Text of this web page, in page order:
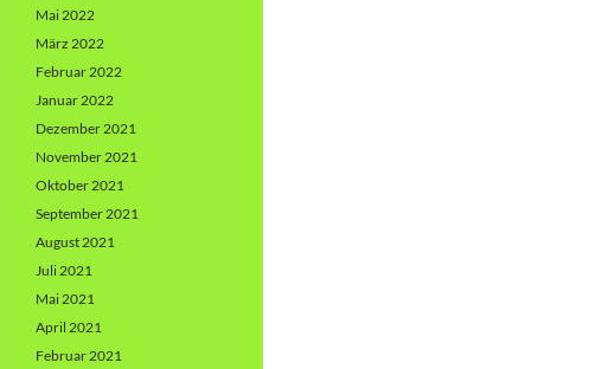
Mai 2022
März 2022
Februar 2022
Januar 2022
Dezember 2021
November 2021
Oktober 2021
September 2021
August 2021
Juli 2021
Mai 2021
April 2021
Februar 2021